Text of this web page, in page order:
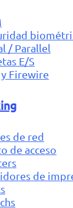
/ Parallel
E/S
y Firewire
de red
de acceso
de